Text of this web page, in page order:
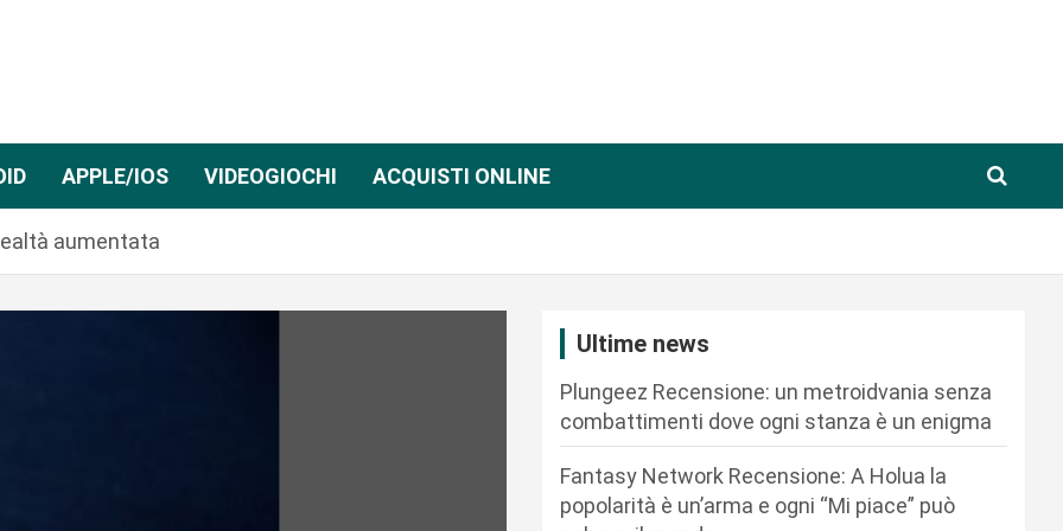
APPLE/IOS VIDEOGIOCHI ACQUISTI ONLINE
aumentata
Ultime news
Plungeez Recensione: un metroidvania senza
combattimenti dove ogni stanza è un enigma
Fantasy Network Recensione: A Holua la
popolarità è un’arma e ogni “Mi piace” può